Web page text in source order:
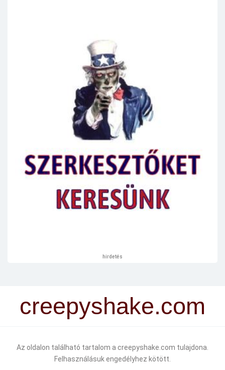
hirdetés
creepyshake.com
Az oldalon található tartalom a creepyshake.com tulajdona.
Felhasználásuk engedélyhez kötött.